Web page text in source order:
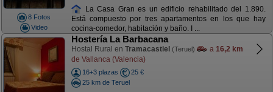
8 Fotos
Video
La Casa Gran es un edificio rehabilitado del 1.890.
Está compuesto por tres apartamentos en los que hay
cocina-comedor, habitación y baño. I ...
Hostería La Barbacana
Hostal Rural en Tramacastiel (Teruel) a 16,2 km
de Vallanca (Valencia)
16+3 plazas
25 €
25 km de Teruel